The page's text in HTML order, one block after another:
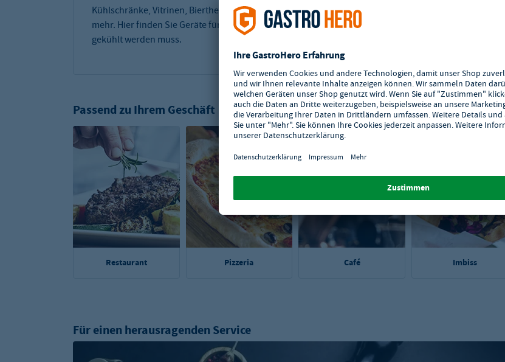
Kühlschränke, Vitrinen, Biertheken und
mehr. Hier finden Sie Geräte für alles, was
gekühlt werden muss.
Schränke, Regale, Arbeitstische und mehr
aus hochwertigem Edelstahl. Alles für eine
Passend zu Ihrem Geschäft
Restaurant Pizzeria Café Imbiss
Für einen herausragenden Service